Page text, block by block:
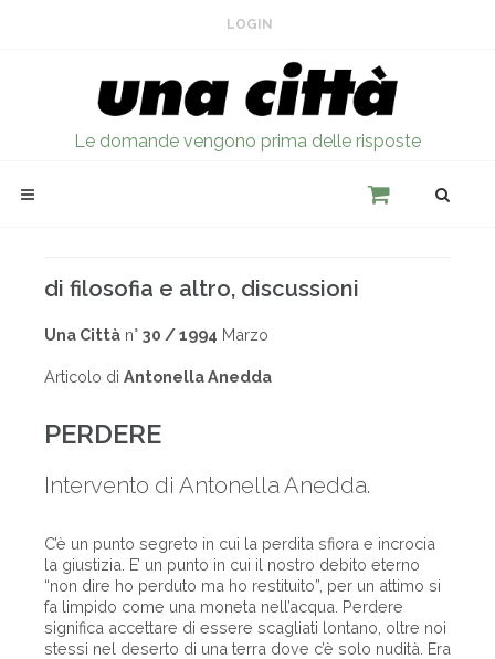
LOGIN
Le domande vengono prima delle risposte
di filosofia e altro, discussioni
Una Città n° 30 / 1994 Marzo
Articolo di Antonella Anedda
PERDERE
Intervento di Antonella Anedda.
C’è un punto segreto in cui la perdita sfiora e incrocia
la giustizia. E’ un punto in cui il nostro debito eterno
“non dire ho perduto ma ho restituito”, per un attimo si
fa limpido come una moneta nell’acqua. Perdere
significa accettare di essere scagliati lontano, oltre noi
stessi nel deserto di una terra dove c’è solo nudità. Era